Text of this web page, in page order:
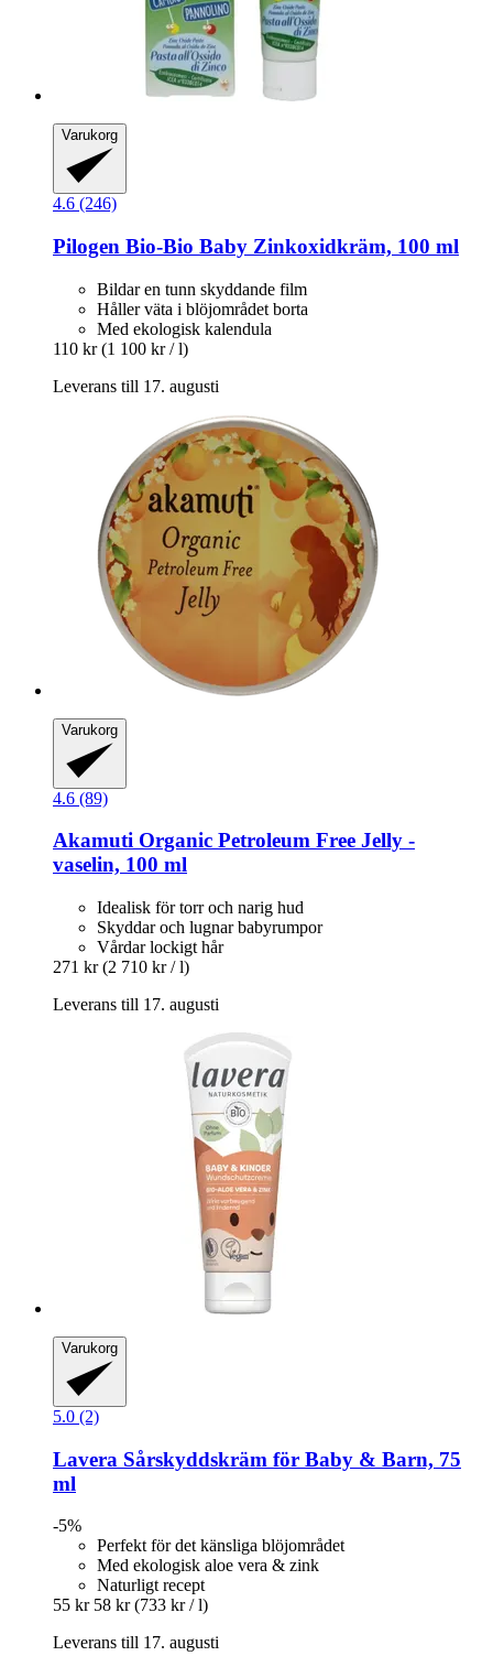
Varukorg
4.6 (246)
Pilogen Bio-​Bio Baby Zinkoxidkräm, 100 ml
Bildar en tunn skyddande film
Håller väta i blöjområdet borta
Med ekologisk kalendula
110 kr (1 100 kr / l)
Leverans till 17. augusti
Varukorg
4.6 (89)
Akamuti Organic Petroleum Free Jelly -​
vaselin, 100 ml
Idealisk för torr och narig hud
Skyddar och lugnar babyrumpor
Vårdar lockigt hår
271 kr (2 710 kr / l)
Leverans till 17. augusti
Varukorg
5.0 (2)
Lavera Sårskyddskräm för Baby & Barn, 75
ml
-5%
Perfekt för det känsliga blöjområdet
Med ekologisk aloe vera & zink
Naturligt recept
55 kr 58 kr (733 kr / l)
Leverans till 17. augusti